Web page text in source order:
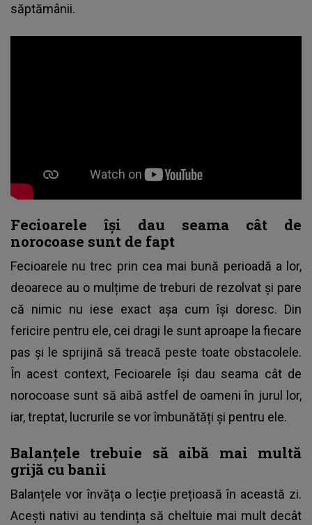
săptămânii.
Fecioarele își dau seama cât de
norocoase sunt de fapt
Fecioarele nu trec prin cea mai bună perioadă a lor,
deoarece au o mulțime de treburi de rezolvat și pare
că nimic nu iese exact așa cum își doresc. Din
fericire pentru ele, cei dragi le sunt aproape la fiecare
pas și le sprijină să treacă peste toate obstacolele.
În acest context, Fecioarele își dau seama cât de
norocoase sunt să aibă astfel de oameni în jurul lor,
iar, treptat, lucrurile se vor îmbunătăți și pentru ele.
Balanțele trebuie să aibă mai multă
grijă cu banii
Balanțele vor învăța o lecție prețioasă în această zi.
Acești nativi au tendința să cheltuie mai mult decât